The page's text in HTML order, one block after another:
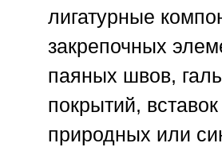
лигатурные
закрепочных
паяных швов,
покрытий, вставок
природных или